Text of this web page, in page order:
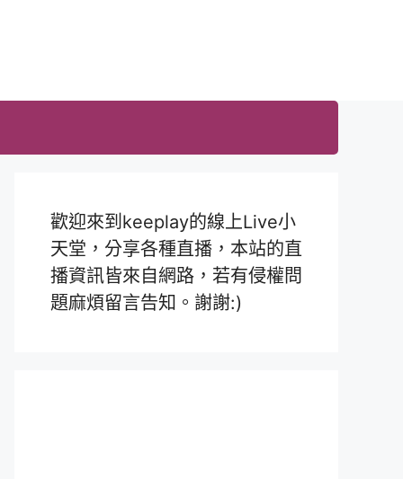
歡迎來到keeplay的線上Live小
天堂，分享各種直播，本站的直
播資訊皆來自網路，若有侵權問
題麻煩留言告知。謝謝:)